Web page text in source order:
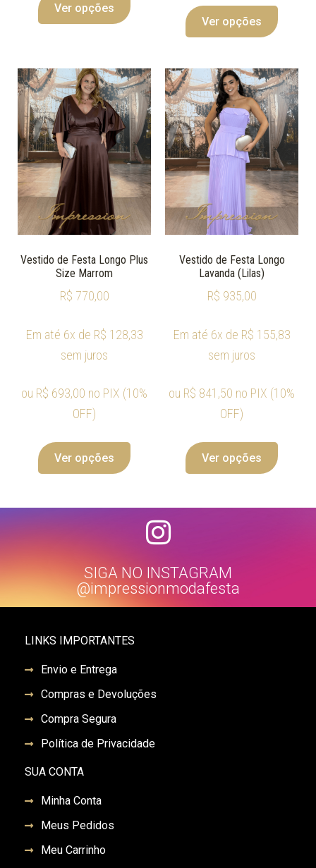
Ver opções
Ver opções
Vestido de Festa Longo Plus
Size Marrom
R$ 770,00
Em até 6x de R$ 128,33
sem juros
ou R$ 693,00 no PIX (10%
OFF)
Ver opções
Vestido de Festa Longo
Lavanda (Lilas)
R$ 935,00
Em até 6x de R$ 155,83
sem juros
ou R$ 841,50 no PIX (10%
OFF)
Ver opções
SIGA NO INSTAGRAM
@impressionmodafesta
LINKS IMPORTANTES
Envio e Entrega
Compras e Devoluções
Compra Segura
Política de Privacidade
SUA CONTA
Minha Conta
Meus Pedidos
Meu Carrinho